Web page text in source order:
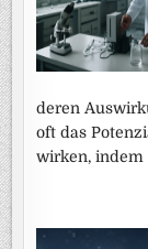
deren
oft das
wirken, indem